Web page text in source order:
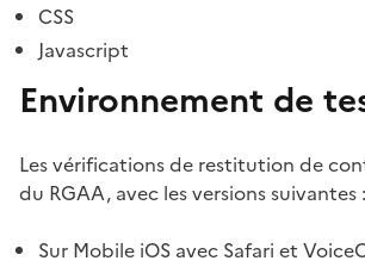
CSS
Javascript
Environnement de
Les vérifications de restitution de
du RGAA, avec les versions suivantes :
Sur Mobile iOS avec Safari et